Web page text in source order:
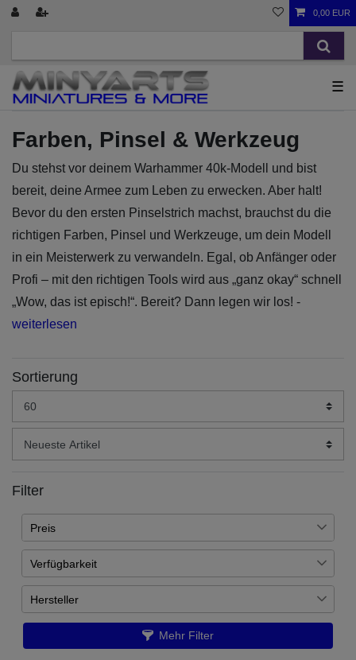
0,00 EUR
☰
Farben, Pinsel & Werkzeug
Du stehst vor deinem Warhammer 40k-Modell und bist
bereit, deine Armee zum Leben zu erwecken. Aber halt!
Bevor du den ersten Pinselstrich machst, brauchst du die
richtigen Farben, Pinsel und Werkzeuge, um dein Modell
in ein Meisterwerk zu verwandeln. Egal, ob Anfänger oder
Profi – mit den richtigen Tools wird aus „ganz okay“ schnell
„Wow, das ist episch!“. Bereit? Dann legen wir los! -
weiterlesen
Sortierung
Filter
Preis
€ ― €
Übernehmen
Verfügbarkeit
Auf Lager 282
Artikel ist nachbestellt 52
Hersteller
Games Workshop 332
Mehr Filter